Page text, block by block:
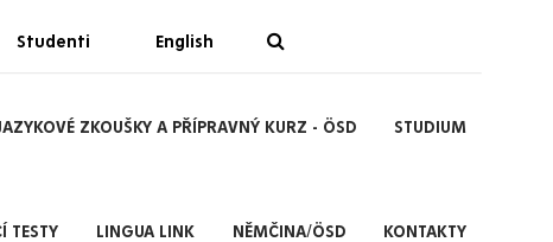
Studenti English
ZKOUŠKY A PŘÍPRAVNÝ KURZ - ÖSD STUDIUM
TESTY LINGUA LINK NĚMČINA/ÖSD KONTAKTY